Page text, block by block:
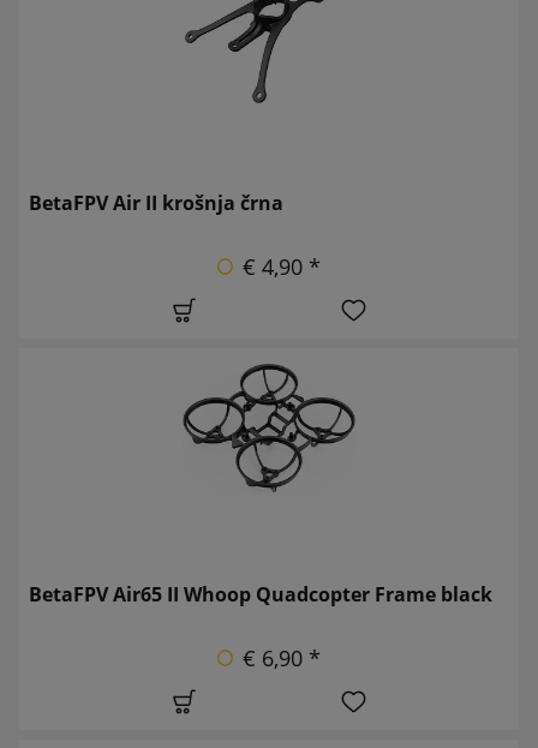
BetaFPV Air II krošnja črna
€ 4,90 *
BetaFPV Air65 II Whoop Quadcopter Frame black
€ 6,90 *